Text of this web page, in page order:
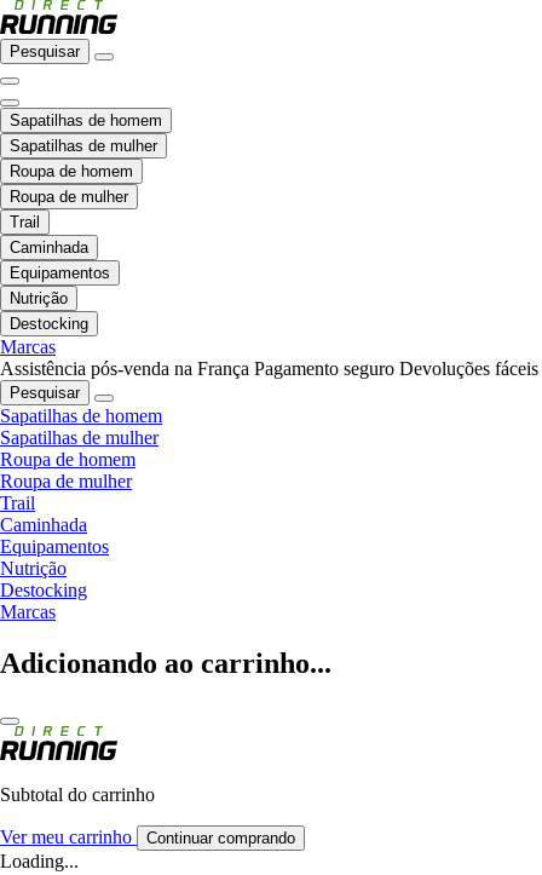
Pesquisar
Sapatilhas de homem
Sapatilhas de mulher
Roupa de homem
Roupa de mulher
Trail
Caminhada
Equipamentos
Nutrição
Destocking
Marcas
Assistência pós-venda na França Pagamento seguro Devoluções fáceis
Pesquisar
Sapatilhas de homem
Sapatilhas de mulher
Roupa de homem
Roupa de mulher
Trail
Caminhada
Equipamentos
Nutrição
Destocking
Marcas
Adicionando ao carrinho...
Subtotal do carrinho
Ver meu carrinho Continuar comprando
Loading...